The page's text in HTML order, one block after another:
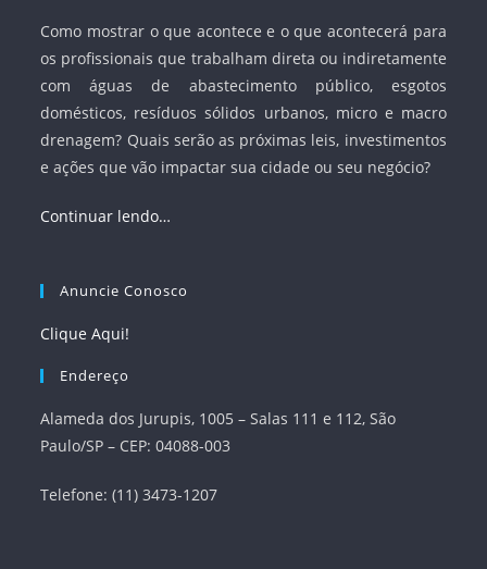
Como mostrar o que acontece e o que acontecerá para
os profissionais que trabalham direta ou indiretamente
com águas de abastecimento público, esgotos
domésticos, resíduos sólidos urbanos, micro e macro
drenagem? Quais serão as próximas leis, investimentos
e ações que vão impactar sua cidade ou seu negócio?
Continuar lendo…
Anuncie Conosco
Clique Aqui!
Endereço
Alameda dos Jurupis, 1005 – Salas 111 e 112, São
Paulo/SP – CEP: 04088-003
Telefone: (11) 3473-1207